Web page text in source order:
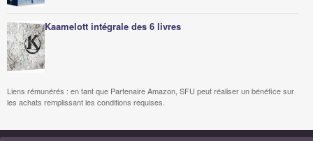
Kaamelott intégrale des 6 livres
Liens rémunérés : en tant que Partenaire Amazon, SFU peut réaliser un bénéfice sur
les achats remplissant les conditions requises.